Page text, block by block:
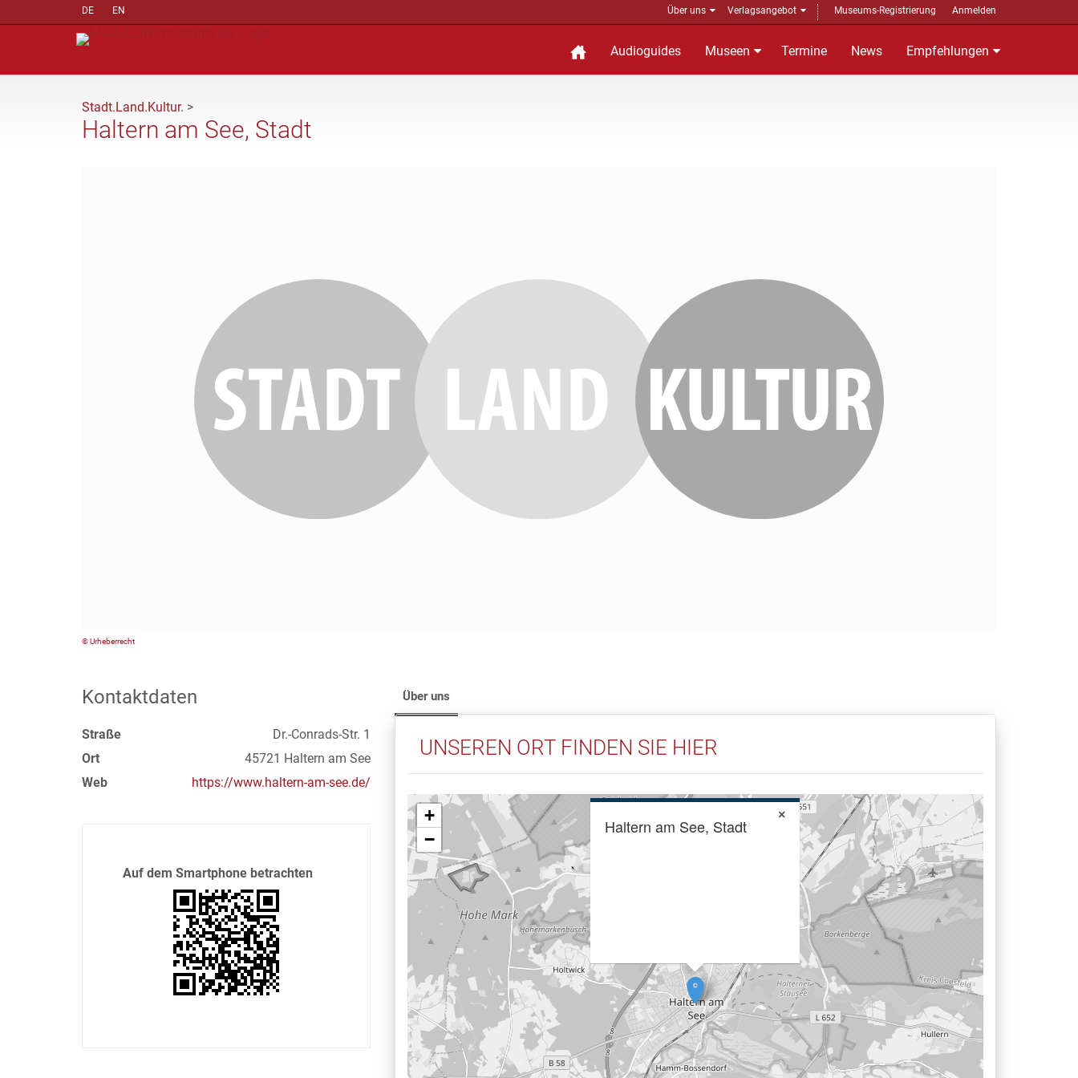
DE EN Über uns Verlagsangebot Museums-Registrierung Anmelden
Audioguides Museen Termine News Empfehlungen
Stadt.Land.Kultur. >
Haltern am See, Stadt
© Urheberrecht
Kontaktdaten
Straße
Dr.-Conrads-Str. 1
Ort
45721 Haltern am See
Web
https://www.haltern-am-see.de/
Auf dem Smartphone betrachten
Über uns
UNSEREN ORT FINDEN SIE HIER
Haltern am See, Stadt
×
+
−